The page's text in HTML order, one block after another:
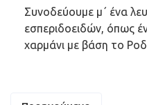
Συνοδεύουμε μ΄ ένα
εσπεριδοειδών, όπως
χαρμάνι με βάση το